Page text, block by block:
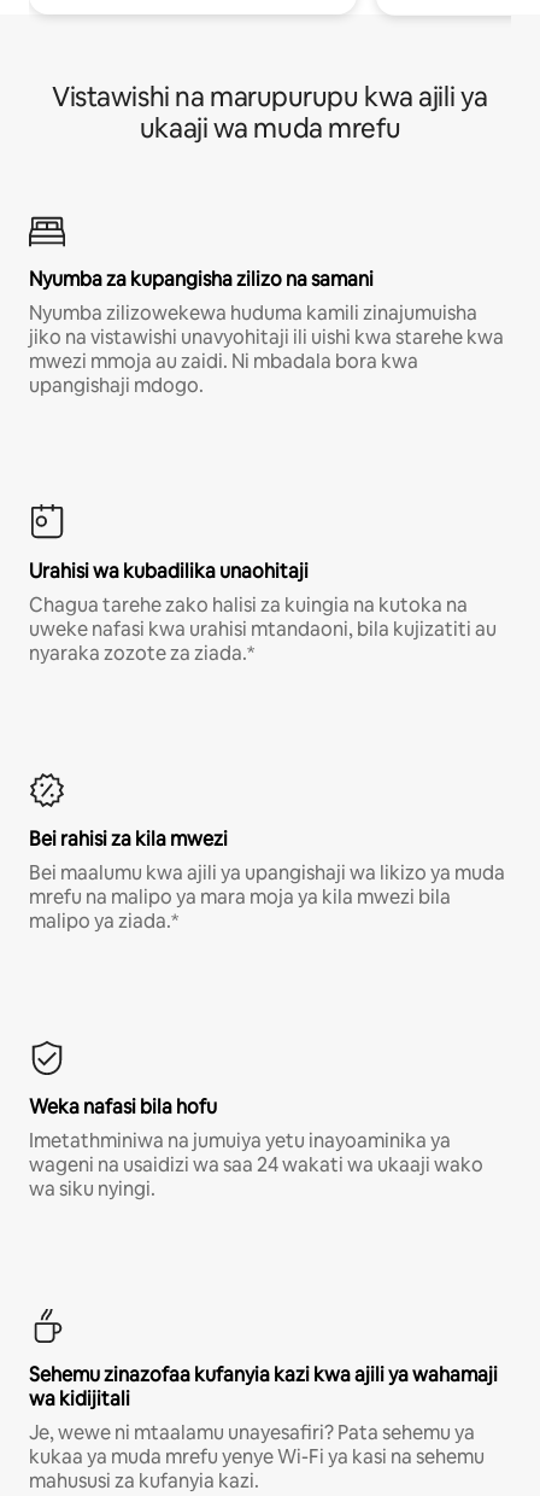
Vistawishi na marupurupu kwa ajili ya
ukaaji wa muda mrefu
Nyumba za kupangisha zilizo na samani
Nyumba zilizowekewa huduma kamili zinajumuisha
jiko na vistawishi unavyohitaji ili uishi kwa starehe kwa
mwezi mmoja au zaidi. Ni mbadala bora kwa
upangishaji mdogo.
Urahisi wa kubadilika unaohitaji
Chagua tarehe zako halisi za kuingia na kutoka na
uweke nafasi kwa urahisi mtandaoni, bila kujizatiti au
nyaraka zozote za ziada.*
Bei rahisi za kila mwezi
Bei maalumu kwa ajili ya upangishaji wa likizo ya muda
mrefu na malipo ya mara moja ya kila mwezi bila
malipo ya ziada.*
Weka nafasi bila hofu
Imetathminiwa na jumuiya yetu inayoaminika ya
wageni na usaidizi wa saa 24 wakati wa ukaaji wako
wa siku nyingi.
Sehemu zinazofaa kufanyia kazi kwa ajili ya wahamaji
wa kidijitali
Je, wewe ni mtaalamu unayesafiri? Pata sehemu ya
kukaa ya muda mrefu yenye Wi-Fi ya kasi na sehemu
mahususi za kufanyia kazi.